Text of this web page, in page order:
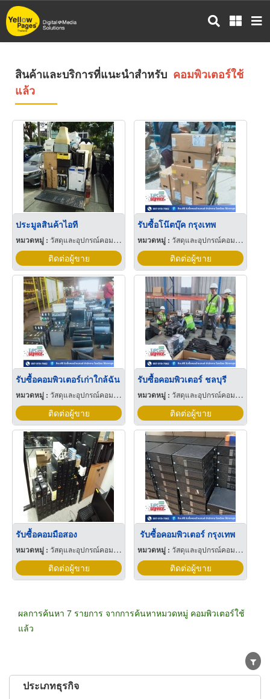
ข้าม
ไป
สินค้าและบริการที่แนะนำสำหรับ คอมพิวเตอร์ใช้
แล้ว
ประมูลสินค้าไอที
หมวดหมู่ : วัสดุและอุปกรณ์คอมพิวเตอร์
ติดต่อผู้ขาย
รับซื้อโน๊ตบุ๊ค กรุงเทพ
หมวดหมู่ :วัสดุและอุปกรณ์คอมพิวเตอร์
ติดต่อผู้ขาย
รับซื้อคอมพิวเตอร์เก่าใกล้ฉัน
หมวดหมู่ : วัสดุและอุปกรณ์คอมพิวเตอร์
ติดต่อผู้ขาย
รับซื้อคอมพิวเตอร์ ชลบุรี
หมวดหมู่ :วัสดุและอุปกรณ์คอมพิวเตอร์
ติดต่อผู้ขาย
รับซื้อคอมมือสอง
หมวดหมู่ : วัสดุและอุปกรณ์คอมพิวเตอร์
ติดต่อผู้ขาย
รับซื้อคอมพิวเตอร์ กรุงเทพ
หมวดหมู่ :วัสดุและอุปกรณ์คอมพิวเตอร์
ติดต่อผู้ขาย
ผลการค้นหา 7 รายการ จากการค้นหาหมวดหมู่ คอมพิวเตอร์ใช้
แล้ว
ประเภทธุรกิจ